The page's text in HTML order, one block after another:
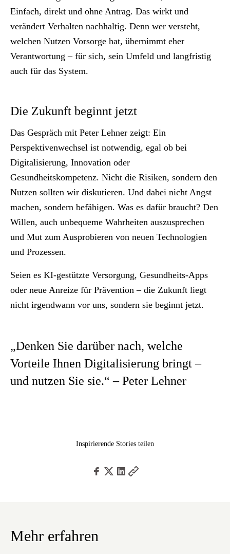
Einfach, direkt und ohne Antrag. Das wirkt und
verändert Verhalten nachhaltig. Denn wer versteht,
welchen Nutzen Vorsorge hat, übernimmt eher
Verantwortung – für sich, sein Umfeld und langfristig
auch für das System.
Die Zukunft beginnt jetzt
Das Gespräch mit Peter Lehner zeigt: Ein
Perspektivenwechsel ist notwendig, egal ob bei
Digitalisierung, Innovation oder
Gesundheitskompetenz. Nicht die Risiken, sondern den
Nutzen sollten wir diskutieren. Und dabei nicht Angst
machen, sondern befähigen. Was es dafür braucht? Den
Willen, auch unbequeme Wahrheiten auszusprechen
und Mut zum Ausprobieren von neuen Technologien
und Prozessen.
Seien es KI-gestützte Versorgung, Gesundheits-Apps
oder neue Anreize für Prävention – die Zukunft liegt
nicht irgendwann vor uns, sondern sie beginnt jetzt.
„Denken Sie darüber nach, welche
Vorteile Ihnen Digitalisierung bringt –
und nutzen Sie sie.“ – Peter Lehner
Inspirierende Stories teilen
Mehr erfahren